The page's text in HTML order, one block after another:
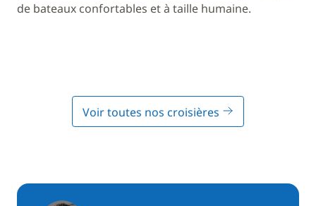
de bateaux confortables et à taille humaine.
Voir toutes nos croisières